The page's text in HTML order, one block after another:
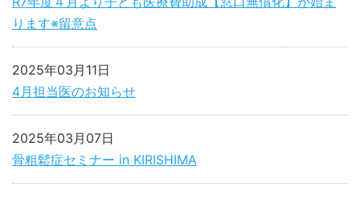
ります※留意点
4月担当医のお知らせ
2025年03月11日
骨粗鬆症セミナー in KIRISHIMA
2025年03月07日